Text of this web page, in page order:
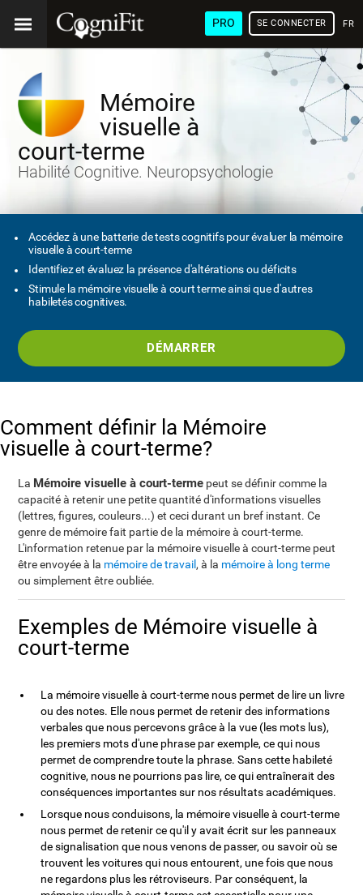
PRO SE CONNECTER
Mémoire
visuelle à
court-terme
Habilité Cognitive. Neuropsychologie
Accédez à une batterie de tests cognitifs pour évaluer la mémoire
visuelle à court-terme
Identifiez et évaluez la présence d'altérations ou déficits
Stimule la mémoire visuelle à court terme ainsi que d'autres
habiletés cognitives.
DÉMARRER
Comment définir la Mémoire
visuelle à court-terme?
La Mémoire visuelle à court-terme peut se définir comme la
capacité à retenir une petite quantité d'informations visuelles
(lettres, figures, couleurs...) et ceci durant un bref instant. Ce
genre de mémoire fait partie de la mémoire à court-terme.
L'information retenue par la mémoire visuelle à court-terme peut
être envoyée à la mémoire de travail , à la mémoire à long terme
ou simplement être oubliée.
Exemples de Mémoire visuelle à
court-terme
La mémoire visuelle à court-terme nous permet de lire un livre
ou des notes. Elle nous permet de retenir des informations
verbales que nous percevons grâce à la vue (les mots lus),
les premiers mots d'une phrase par exemple, ce qui nous
permet de comprendre toute la phrase. Sans cette habileté
cognitive, nous ne pourrions pas lire, ce qui entraînerait des
conséquences importantes sur nos résultats académiques.
Lorsque nous conduisons, la mémoire visuelle à court-terme
nous permet de retenir ce qu'il y avait écrit sur les panneaux
de signalisation que nous venons de passer, ou savoir où se
trouvent les voitures qui nous entourent, une fois que nous
ne regardons plus les rétroviseurs. Par conséquent, la